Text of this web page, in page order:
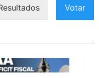
Votar